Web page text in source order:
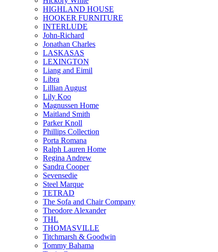
HIGHLAND HOUSE
HOOKER FURNITURE
INTERLUDE
John-Richard
Jonathan Charles
LASKASAS
LEXINGTON
Liang and Eimil
Libra
Lillian August
Lily Koo
Magnussen Home
Maitland Smith
Parker Knoll
Phillips Collection
Porta Romana
Ralph Lauren Home
Regina Andrew
Sandra Cooper
Sevensedie
Steel Marque
TETRAD
The Sofa and Chair Company
Theodore Alexander
THL
THOMASVILLE
Titchmarsh & Goodwin
Tommy Bahama